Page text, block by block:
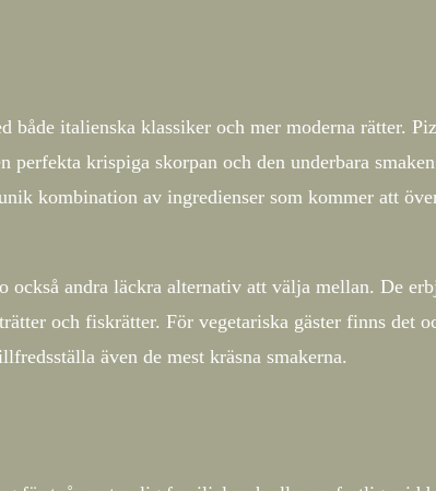
både italienska klassiker och mer moderna rätter.
perfekta krispiga skorpan och den underbara
kombination av ingredienser som kommer att
också andra läckra alternativ att välja mellan. De
och fiskrätter. För vegetariska gäster finns det
även de mest kräsna smakerna.